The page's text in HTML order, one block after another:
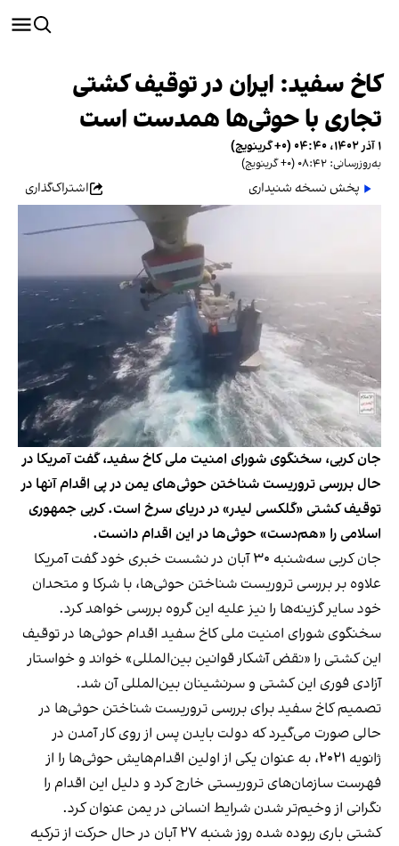
کاخ سفید: ایران در توقیف کشتی
تجاری با حوثی‌ها همدست است
۱ آذر ۱۴۰۲، ۰۴:۴۰ (‎+۰ گرینویچ)
به‌روزرسانی: ۰۸:۴۲ (‎+۰ گرینویچ)
پخش نسخه شنیداری اشتراک‌گذاری
جان کربی، سخنگوی شورای امنیت ملی کاخ سفید، گفت آمریکا در
حال بررسی تروریست شناختن حوثی‌های یمن در پی اقدام آنها در
توقیف کشتی «گلکسی لیدر» در دریای سرخ است. کربی جمهوری
اسلامی را «هم‌دست» حوثی‌ها در این اقدام دانست.
جان کربی سه‌شنبه ۳۰ آبان در نشست خبری خود گفت آمریکا
علاوه بر بررسی تروریست شناختن حوثی‌ها، با شرکا و متحدان
خود سایر گزینه‌ها را نیز علیه این گروه بررسی خواهد کرد.
سخنگوی شورای امنیت ملی کاخ سفید اقدام حوثی‌ها در توقیف
این کشتی را «نقض آشکار قوانین بین‌المللی» خواند و خواستار
آزادی فوری این کشتی و سرنشینان بین‌المللی آن شد.
تصمیم کاخ سفید برای بررسی تروریست شناختن حوثی‌ها در
حالی صورت می‌گیرد که دولت بایدن پس از روی کار آمدن در
ژانویه ۲۰۲۱، به عنوان یکی از اولین اقدام‌هایش حوثی‌ها را از
فهرست سازمان‌های تروریستی خارج کرد و دلیل این اقدام را
نگرانی از وخیم‌تر شدن شرایط انسانی در یمن عنوان کرد.
کشتی باری ربوده شده روز شنبه ۲۷ آبان در حال حرکت از ترکیه